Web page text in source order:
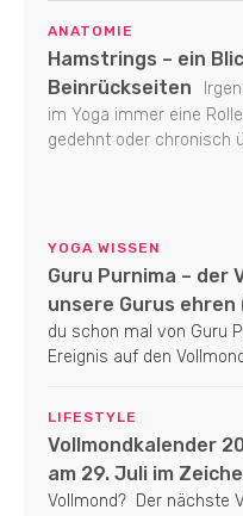
ANATOMIE
Hamstrings – ein
Beinrückseiten
im Yoga immer eine
gedehnt oder chronisch
YOGA WISSEN
Guru Purnima – der
unsere Gurus
du schon mal von Guru
Ereignis auf den
LIFESTYLE
Vollmondkalender
am 29. Juli im
Vollmond? Der nächste